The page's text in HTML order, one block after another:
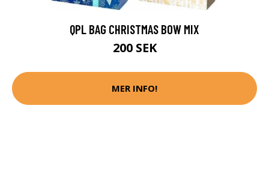
QPL BAG CHRISTMAS BOW MIX
200 SEK
MER INFO!